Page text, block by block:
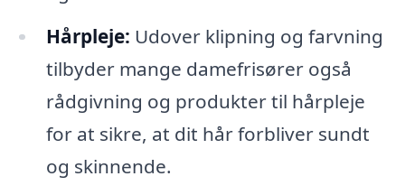
Hårpleje: Udover klipning og farvning
tilbyder mange damefrisører også
rådgivning og produkter til hårpleje
for at sikre, at dit hår forbliver sundt
og skinnende.